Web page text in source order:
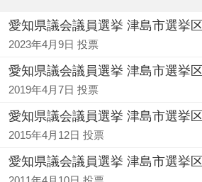
愛知県議会議員選挙 津島市選挙区
2023年4月9日 投票
愛知県議会議員選挙 津島市選挙区
2019年4月7日 投票
愛知県議会議員選挙 津島市選挙区
2015年4月12日 投票
愛知県議会議員選挙 津島市選挙区